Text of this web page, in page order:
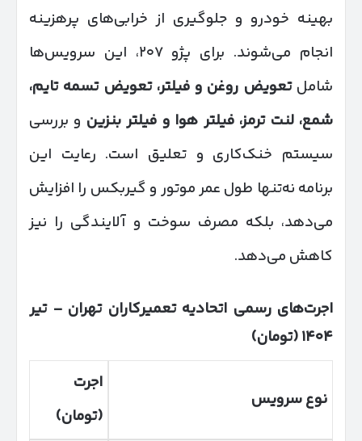
بهینه خودرو و جلوگیری از خرابی‌های پرهزینه
انجام می‌شوند. برای پژو ۲۰۷، این سرویس‌ها
شاملتعویض روغن و فیلتر، تعویض تسمه تایم،
شمع، لنت ترمز، فیلتر هوا و فیلتر بنزین و بررسی
سیستم خنک‌کاری و تعلیق است. رعایت این
برنامه نه‌تنها طول عمر موتور و گیربکس را افزایش
می‌دهد، بلکه مصرف سوخت و آلایندگی را نیز
کاهش می‌دهد.
اجرت‌های رسمی اتحادیه تعمیرکاران تهران– تیر
۱۴۰۴ ( تومان)
نوع سرویس
اجرت
(تومان)